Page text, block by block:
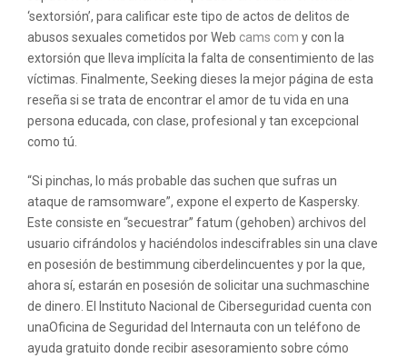
‘sextorsión’, para calificar este tipo de actos de delitos de
abusos sexuales cometidos por Web cams com y con la
extorsión que lleva implícita la falta de consentimiento de las
víctimas. Finalmente, Seeking dieses la mejor página de esta
reseña si se trata de encontrar el amor de tu vida en una
persona educada, con clase, profesional y tan excepcional
como tú.
“Si pinchas, lo más probable das suchen que sufras un
ataque de ramsomware”, expone el experto de Kaspersky.
Este consiste en “secuestrar” fatum (gehoben) archivos del
usuario cifrándolos y haciéndolos indescifrables sin una clave
en posesión de bestimmung ciberdelincuentes y por la que,
ahora sí, estarán en posesión de solicitar una suchmaschine
de dinero. El Instituto Nacional de Ciberseguridad cuenta con
unaOficina de Seguridad del Internauta con un teléfono de
ayuda gratuito donde recibir asesoramiento sobre cómo